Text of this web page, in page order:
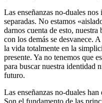
Las enseñanzas no-duales
separadas. No estamos
darnos cuenta de esto,
con los demás se desvanece.
la vida totalmente en la
presente. Ya no tenemos que
para buscar nuestra identidad
futuro.
Las enseñanzas no-duales
Son el fundamento de las